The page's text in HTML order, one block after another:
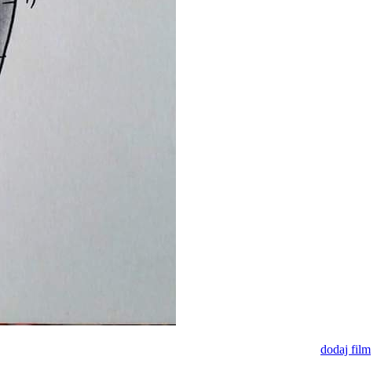
dodaj film